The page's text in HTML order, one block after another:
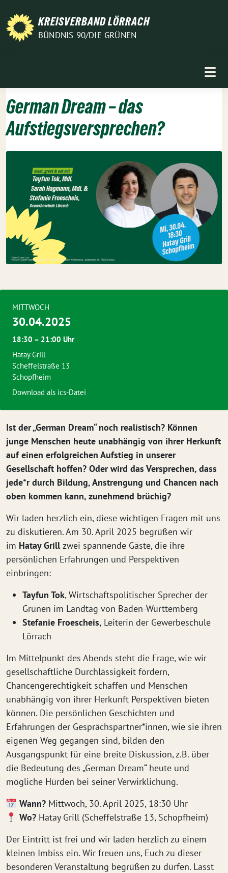
zum
Inhalt
KREISVERBAND LÖRRACH
BÜNDNIS 90/DIE GRÜNEN
German Dream – das
Aufstiegsversprechen?
Ist der „German Dream“ noch realistisch? Können
junge Menschen heute unabhängig von ihrer Herkunft
auf einen erfolgreichen Aufstieg in unserer
Gesellschaft hoffen? Oder wird das Versprechen, dass
jede*r durch Bildung, Anstrengung und Chancen nach
oben kommen kann, zunehmend brüchig?
Wir laden herzlich ein, diese wichtigen Fragen mit uns
zu diskutieren. Am 30. April 2025 begrüßen wir
im Hatay Grillzwei spannende Gäste, die ihre
persönlichen Erfahrungen und Perspektiven
einbringen:
Tayfun Tok, Wirtschaftspolitischer Sprecher der
Grünen im Landtag von Baden-Württemberg
Stefanie Froescheis, Leiterin der Gewerbeschule
Lörrach
Im Mittelpunkt des Abends steht die Frage, wie wir
gesellschaftliche Durchlässigkeit fördern,
Chancengerechtigkeit schaffen und Menschen
unabhängig von ihrer Herkunft Perspektiven bieten
können. Die persönlichen Geschichten und
Erfahrungen der Gesprächspartner*innen, wie sie ihren
eigenen Weg gegangen sind, bilden den
Ausgangspunkt für eine breite Diskussion, z.B. über
die Bedeutung des „German Dream“ heute und
mögliche Hürden bei seiner Verwirklichung.
Wann?Mittwoch, 30. April 2025, 18:30 Uhr
Wo?Hatay Grill (Scheffelstraße 13, Schopfheim)
Der Eintritt ist frei und wir laden herzlich zu einem
kleinen Imbiss ein. Wir freuen uns, Euch zu dieser
besonderen Veranstaltung begrüßen zu dürfen. Lasst
MITTWOCH
30.04.2025
18:30 – 21:00 Uhr
Hatay Grill
Scheffelstraße 13
Schopfheim
Download als ics-Datei